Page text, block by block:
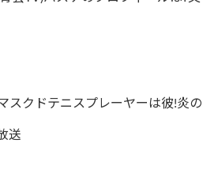
スクドテニスプレーヤーは彼!炎の
送